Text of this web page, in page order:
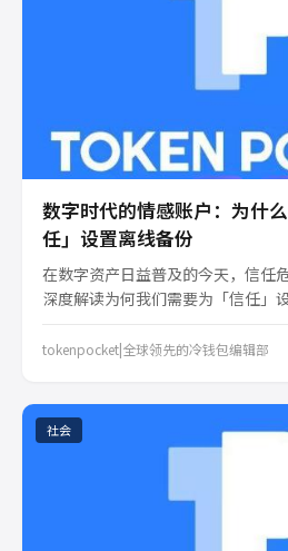
数字时代的情感账户：为什
任」设置离线备份
在数字资产日益普及的今天，信任
深度解读为何我们需要为「信任」
的情感安全网，守护我们的财富与安
tokenpocket|全球领先的冷钱包编辑部
社会